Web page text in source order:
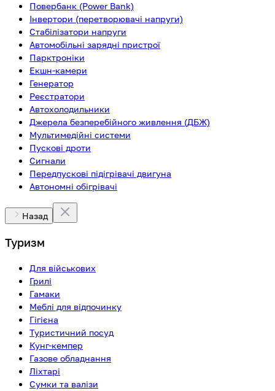
Повербанк (Power Bank)
Інвертори (перетворювачі напруги)
Стабілізатори напруги
Автомобільні зарядні пристрої
Парктроніки
Екшн-камери
Генератор
Реєстратори
Автохолодильники
Джерела безперебійного живлення (ДБЖ)
Мультимедійні системи
Пускові дроти
Сигнали
Передпускові підігрівачі двигуна
Автономні обігрівачі
Назад
Туризм
Для військових
Грилі
Гамаки
Меблі для відпочинку
Гігієна
Туристичний посуд
Кунг-кемпер
Газове обладнання
Ліхтарі
Сумки та валізи